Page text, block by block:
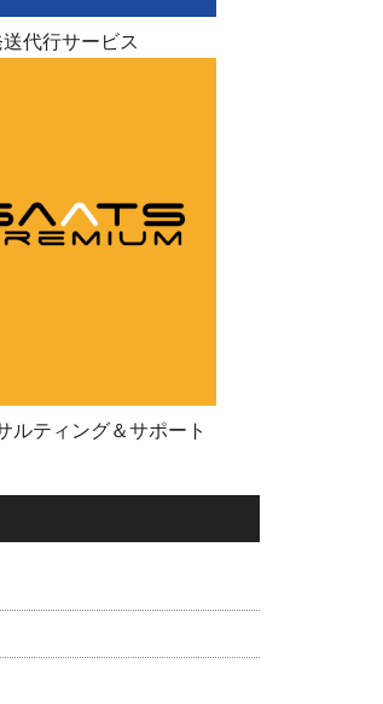
代行サービス
ルティング＆サポート